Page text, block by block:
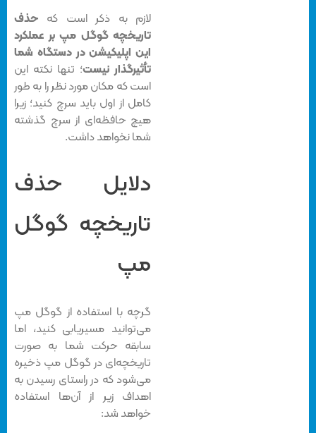
لازم به ذکر است که حذف
تاریخچه گوگل مپ بر عملکرد
این اپلیکیشن در دستگاه شما
تأثیرگذار نیست؛ تنها نکته این
است که مکان مورد نظر را به طور
کامل از اول باید سرچ کنید؛ زیرا
هیچ حافظه‌ای از سرچ گذشته
شما نخواهد داشت.
دلایل حذف
تاریخچه گوگل
مپ
گرچه با استفاده از گوگل مپ
می‌توانید مسیریابی کنید، اما
سابقه حرکت شما به صورت
تاریخچه‌ای در گوگل مپ ذخیره
می‌شود که در راستای رسیدن به
اهداف زیر از آن‌ها استفاده
خواهد شد: